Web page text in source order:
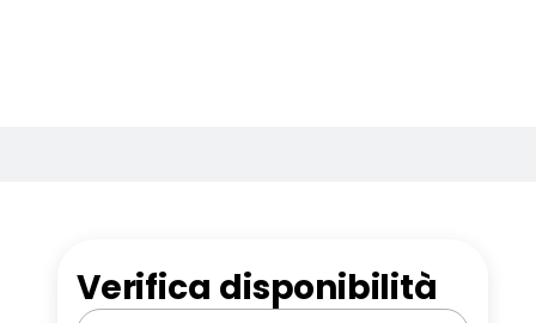
Verifica disponibilità